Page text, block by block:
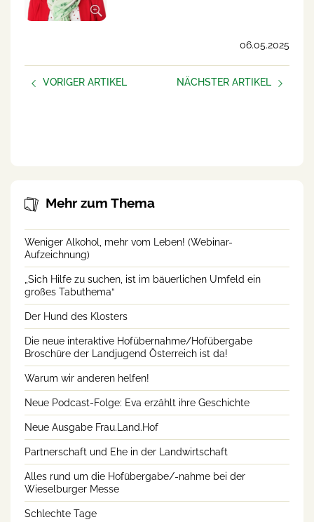
06.05.2025
VORIGER ARTIKEL
NÄCHSTER ARTIKEL
Mehr zum Thema
Weniger Alkohol, mehr vom Leben! (Webinar-
Aufzeichnung)
„Sich Hilfe zu suchen, ist im bäuerlichen Umfeld ein
großes Tabuthema“
Der Hund des Klosters
Die neue interaktive Hofübernahme/Hofübergabe
Broschüre der Landjugend Österreich ist da!
Warum wir anderen helfen!
Neue Podcast-Folge: Eva erzählt ihre Geschichte
Neue Ausgabe Frau.Land.Hof
Partnerschaft und Ehe in der Landwirtschaft
Alles rund um die Hofübergabe/-nahme bei der
Wieselburger Messe
Schlechte Tage